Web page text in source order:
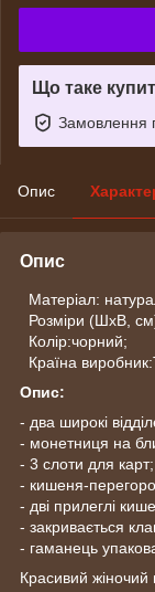
Що таке
Замовлення
Опис
Опис
Матеріал:
Розміри (ШхВ,
Колір:чорний;
Країна
Опис:
- два широкі
- монетниця на
- 3 слоти для карт;
- кишеня-
- дві прилеглі
- закривається
- гаманець
Красивий жіночий